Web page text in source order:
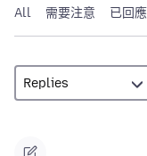
All 需要注意 已回應